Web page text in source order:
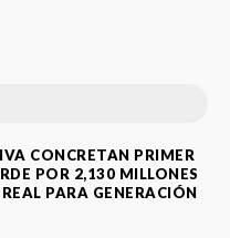
CONCRETAN PRIMER
POR 2,130 MILLONES
PARA GENERACIÓN